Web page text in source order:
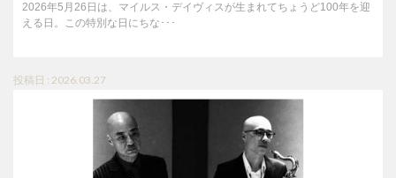
2026年5月26日は、マイルス・デイヴィスが生まれてちょうど100年を迎
える日。この特別な日にちな･･･
投稿日 : 2026.03.27